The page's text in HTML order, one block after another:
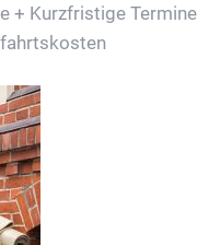
+ Kurzfristige